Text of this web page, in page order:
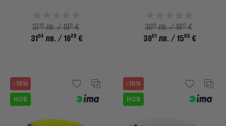
3745лв. / 1915€
3184 лв. / 1628 €
3601лв. / 1841€
3061 лв. / 1565 €
-15%
НОВ
-15%
НОВ